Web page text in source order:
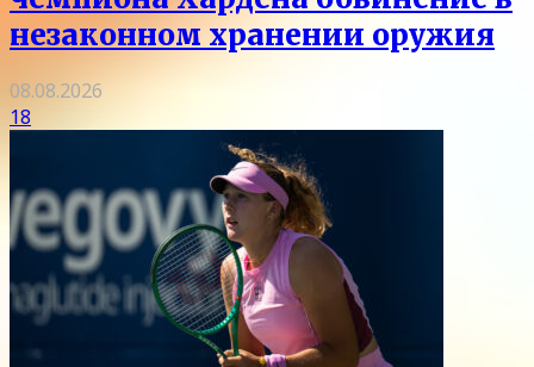
незаконном хранении оружия
08.08.2026
18